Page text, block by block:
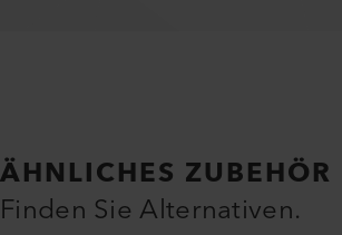
ÄHNLICHES ZUBEHÖR
Finden Sie Alternativen.